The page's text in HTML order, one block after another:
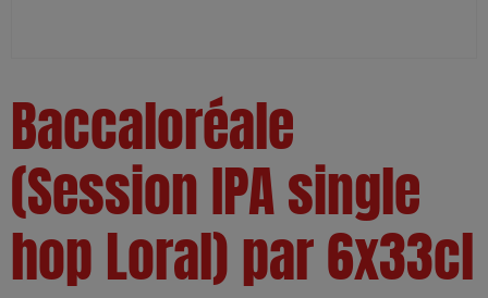
Baccaloréale
(Session IPA single
hop Loral) par 6x33cl